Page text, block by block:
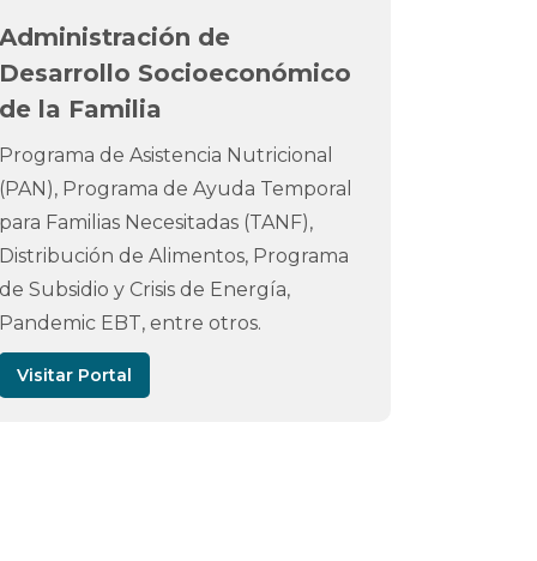
Administración de
Desarrollo Socioeconómico
de la Familia
Programa de Asistencia Nutricional
(PAN), Programa de Ayuda Temporal
para Familias Necesitadas (TANF),
Distribución de Alimentos, Programa
de Subsidio y Crisis de Energía,
Pandemic EBT, entre otros.
Visitar Portal